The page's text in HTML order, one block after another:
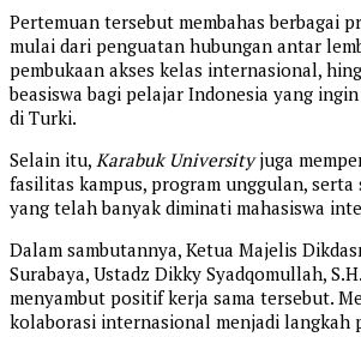
Pertemuan tersebut membahas berbagai
mulai dari penguatan hubungan antar
pembukaan akses kelas internasional,
beasiswa bagi pelajar Indonesia yang
di Turki.
Selain itu, Karabuk Universityjuga
fasilitas kampus, program unggulan, serta
yang telah banyak diminati mahasiswa
Dalam sambutannya, Ketua Majelis
Surabaya, Ustadz Dikky Syadqomullah,
menyambut positif kerja sama tersebut.
kolaborasi internasional menjadi langkah